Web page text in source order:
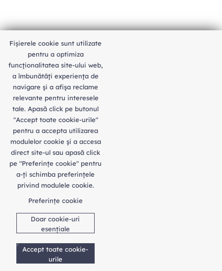
An unexpected error has occurred
Fișierele cookie sunt utilizate
pentru a optimiza
funcţionalitatea site-ului web,
a îmbunătăţi experienţa de
navigare şi a afişa reclame
relevante pentru interesele
tale. Apasă click pe butonul
"Accept toate cookie-urile"
pentru a accepta utilizarea
modulelor cookie şi a accesa
direct site-ul sau apasă click
pe "Preferințe cookie" pentru
a-ţi schimba preferinţele
privind modulele cookie.
Preferințe cookie
Doar cookie-uri
esențiale
Accept toate cookie-
urile